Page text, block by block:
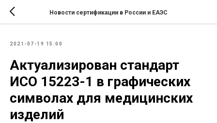
Новости сертификации в России и ЕАЭС
2021-07-19 15:00
Актуализирован стандарт
ИСО 15223-1 в графических
символах для медицинских
изделий